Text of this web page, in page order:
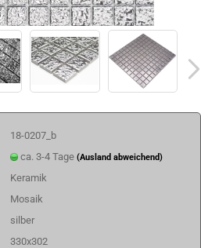
18-0207_b
ca. 3-4 Tage(Ausland abweichend)
Keramik
Mosaik
silber
330x302